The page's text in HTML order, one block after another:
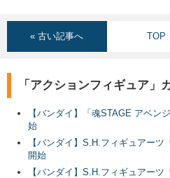
« 古い記事へ TOP
「アクションフィギュア」
【バンダイ】「魂STAGE アベン
始
【バンダイ】S.H.フィギュアー
開始
【バンダイ】S.H.フィギュアー